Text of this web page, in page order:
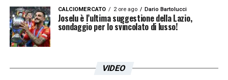
e sul lavoro dello staff medico per
monitorare costantemente l’evoluzione delle
condizioni del portiere. Dopo l’intervento, la
importante per ricostruire forza, stabilità e
CALCIOMERCATO 2 ore ago Dario Bartolucci
Joselu è l’ultima suggestione della Lazio,
sondaggio per lo svincolato di lusso!
VIDEO